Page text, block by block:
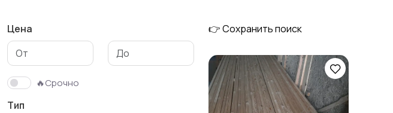
Цена
🔥Срочно
Тип
👉 Сохранить поиск